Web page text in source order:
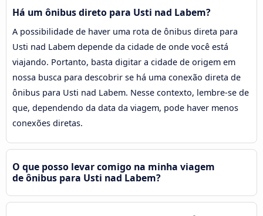
Há um ônibus direto para Usti nad Labem?
A possibilidade de haver uma rota de ônibus direta para
Usti nad Labem depende da cidade de onde você está
viajando. Portanto, basta digitar a cidade de origem em
nossa busca para descobrir se há uma conexão direta de
ônibus para Usti nad Labem. Nesse contexto, lembre-se de
que, dependendo da data da viagem, pode haver menos
conexões diretas.
O que posso levar comigo na minha viagem
de ônibus para Usti nad Labem?